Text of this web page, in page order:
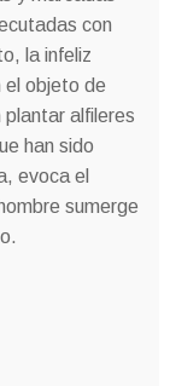
con
la infeliz
el objeto de
plantar alfileres
han sido
evoca el
sumerge